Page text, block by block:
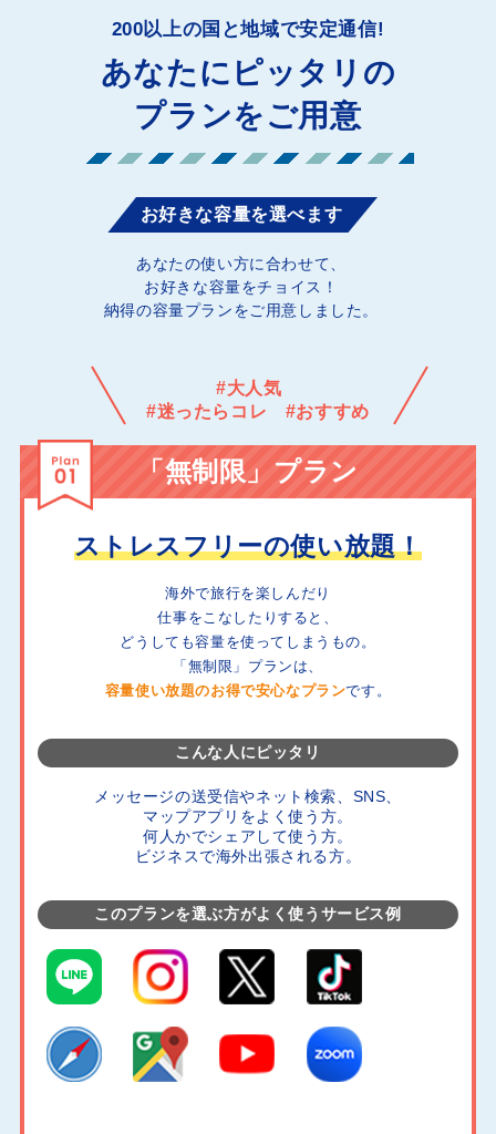
200以上の国と地域で安定通信!
あなたにピッタリの
プランをご用意
お好きな容量を選べます
あなたの使い方に合わせて、
お好きな容量をチョイス！
納得の容量プランをご用意しました。
#大人気
#迷ったらコレ #おすすめ
「無制限」プラン
ストレスフリーの使い放題！
海外で旅行を楽しんだり
仕事をこなしたりすると、
どうしても容量を使ってしまうもの。
「無制限」プランは、
容量使い放題のお得で安心なプランです。
こんな人にピッタリ
メッセージの送受信やネット検索、SNS、
マップアプリをよく使う方。
何人かでシェアして使う方。
ビジネスで海外出張される方。
このプランを選ぶ方がよく使うサービス例